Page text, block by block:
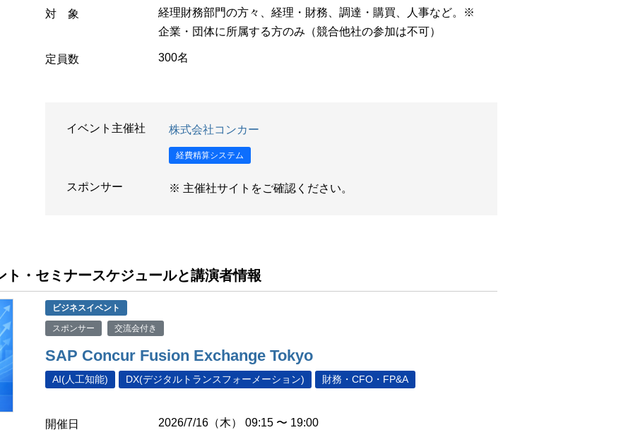
対 象
経理財務部門の方々、経理・財務、調達・購買、人事など。※
企業・団体に所属する方のみ（競合他社の参加は不可）
定員数 300名
イベント主催社 株式会社コンカー
経費精算システム
スポンサー ※ 主催社サイトをご確認ください。
・セミナースケジュールと講演者情報
ビジネスイベント
スポンサー 交流会付き
SAP Concur Fusion Exchange Tokyo
AI(人工知能) DX(デジタルトランスフォーメーション) 財務・CFO・FP&A
開催日 2026/7/16（木） 09:15 〜 19:00